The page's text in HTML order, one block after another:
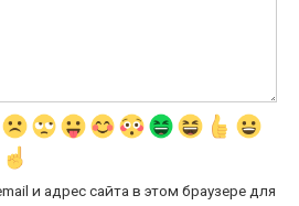
и адрес сайта в этом браузере для